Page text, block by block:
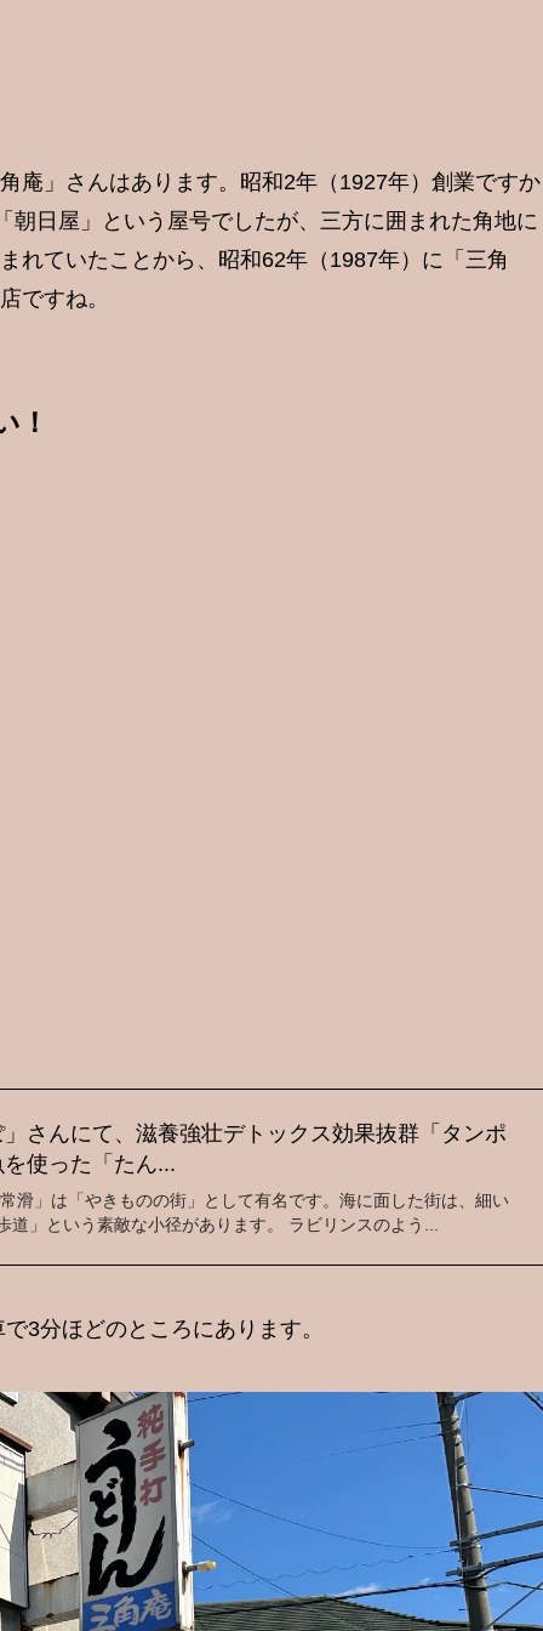
庵」さんはあります。昭和2年（1927年）創業ですか
日屋」という屋号でしたが、三方に囲まれた角地に
れていたことから、昭和62年（1987年）に「三角
ですね。
！
さんにて、滋養強壮デトックス効果抜群「タンポ
使った「たん...
滑」は「やきものの街」として有名です。海に面した街は、細い
道」という素敵な小径があります。 ラビリンスのよう...
3分ほどのところにあります。